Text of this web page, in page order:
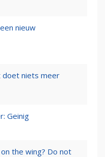
nieuw
doet niets meer
Geinig
the wing? Do not